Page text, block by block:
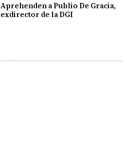
Aprehenden a Publio De Gracia,
exdirector de la DGI